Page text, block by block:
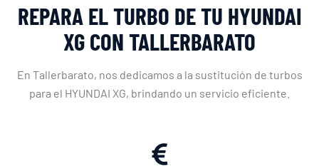
REPARA EL TURBO DE TU HYUNDAI
XG CON TALLERBARATO
En Tallerbarato, nos dedicamos a la sustitución de turbos
para el HYUNDAI XG, brindando un servicio eficiente.